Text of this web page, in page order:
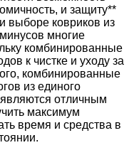
и защиту**
выборе ковриков из
многие
комбинированные
к чистке и уходу за
комбинированные
из единого
отличным
максимум
время и средства в